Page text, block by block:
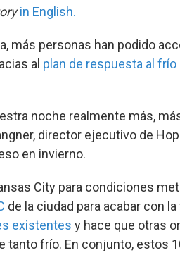
in English.
más personas han podido
al plan de respuesta al frío
noche realmente más,
director ejecutivo de
en invierno.
City para condiciones
de la ciudad para acabar con
existentes y hace que otras
tanto frío. En conjunto, estos